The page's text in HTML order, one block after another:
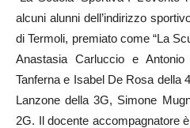
alcuni alunni dell’indirizzo
di Termoli, premiato come “La
Anastasia Carluccio e
Tanferna e Isabel De Rosa della
Lanzone della 3G, Simone
2G. Il docente accompagnatore